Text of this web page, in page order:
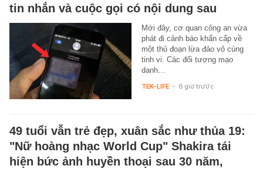
tin nhắn và cuộc gọi có nội dung sau
Mới đây, cơ quan công an vừa
phát đi cảnh báo khẩn cấp về
một thủ đoạn lừa đảo vô cùng
tinh vi. Các đối tượng mạo
danh…
TEK-LIFE - 6 giờ trước
49 tuổi vẫn trẻ đẹp, xuân sắc như thủa 19:
"Nữ hoàng nhạc World Cup" Shakira tái
hiện bức ảnh huyền thoại sau 30 năm,